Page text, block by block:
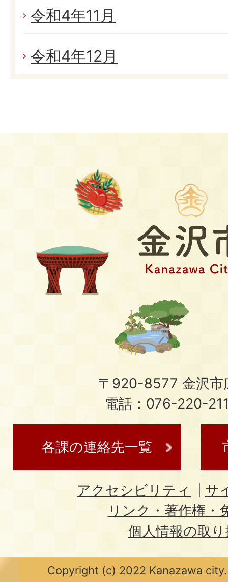
令和4年11月
令和4年12月
〒920-8577 金沢市
電話：076-220-
各課の連絡先一覧
アクセシビリティ
サ
リンク・著作権・
個人情報の取
Copyright (c) 2022 Kanazawa